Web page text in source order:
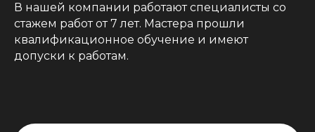
В нашей компании работают специалисты со
стажем работ от 7 лет. Мастера прошли
квалификационное обучение и имеют
допуски к работам.